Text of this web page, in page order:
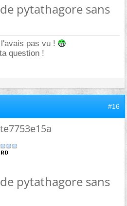
pytathagore sans
pas vu !
question !
#16
pytathagore sans